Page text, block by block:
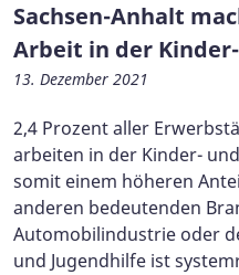
Sachsen-Anhalt
Arbeit in der
13. Dezember 2021
2,4 Prozent aller
arbeiten in der Kinder-
somit einem höheren
anderen bedeutenden
Automobilindustrie oder
und Jugendhilfe ist